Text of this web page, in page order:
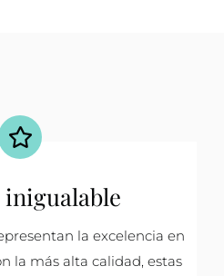
la excelencia en
la más alta calidad, estas